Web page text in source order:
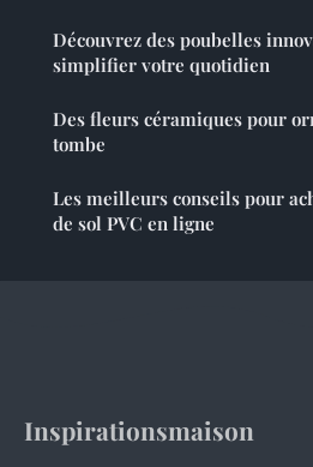
Découvrez des poubelles
simplifier votre quotidien
Des fleurs céramiques pour
tombe
Les meilleurs conseils pour
de sol PVC en ligne
Inspirationsmaison